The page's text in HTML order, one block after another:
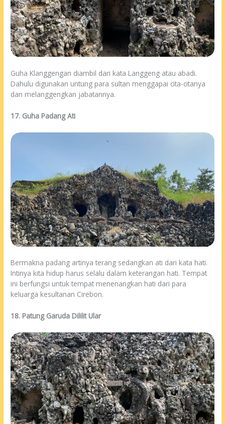
Guha Klanggengan diambil dari kata Langgeng atau abadi.
Dahulu digunakan untung para sultan menggapai cita-citanya
dan melanggengkan jabatannya.
17. Guha Padang Ati
Bermakna padang artinya terang sedangkan ati dari kata hati.
Intinya kita hidup harus selalu dalam keterangan hati. Tempat
ini berfungsi untuk tempat menenangkan hati dari para
keluarga kesultanan Cirebon.
18. Patung Garuda Dililit Ular